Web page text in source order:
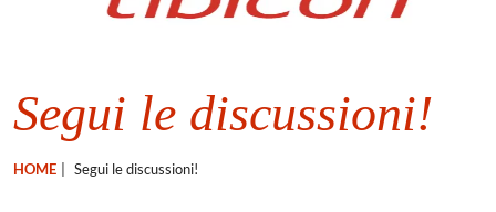
Segui le discussioni!
HOME Segui le discussioni!